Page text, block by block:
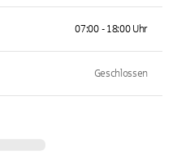
07:00 - 18:00 Uhr
Geschlossen